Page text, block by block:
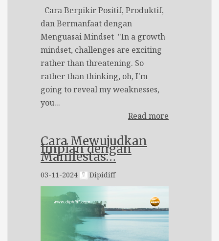
Cara Berpikir Positif, Produktif,
dan Bermanfaat dengan
Menguasai Mindset "In a growth
mindset, challenges are exciting
rather than threatening. So
rather than thinking, oh, I'm
going to reveal my weaknesses,
you...
Read more
Cara Mewujudkan
Impian dengan
Manifestas…
03-11-2024 Dipidiff